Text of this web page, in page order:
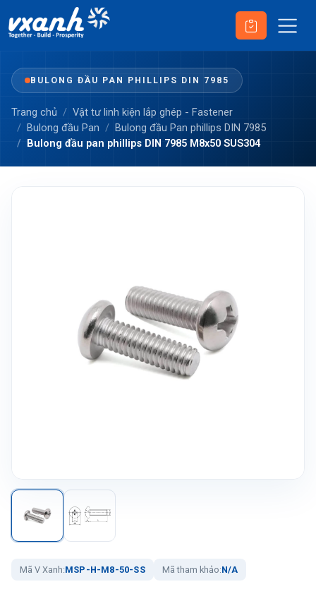
BULONG ĐẦU PAN PHILLIPS DIN 7985
Trang chủ
Vật tư linh kiện lắp ghép - Fastener
Bulong đầu Pan
Bulong đầu Pan phillips DIN 7985
Bulong đầu pan phillips DIN 7985 M8x50 SUS304
Mã V Xanh:MSP-H-M8-50-SS Mã tham khảo:N/A